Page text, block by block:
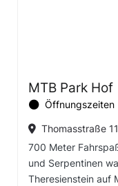
MTB Park Hof
Öffnungszeiten
Thomasstraße
700 Meter
und Serpentinen
Theresienstein auf